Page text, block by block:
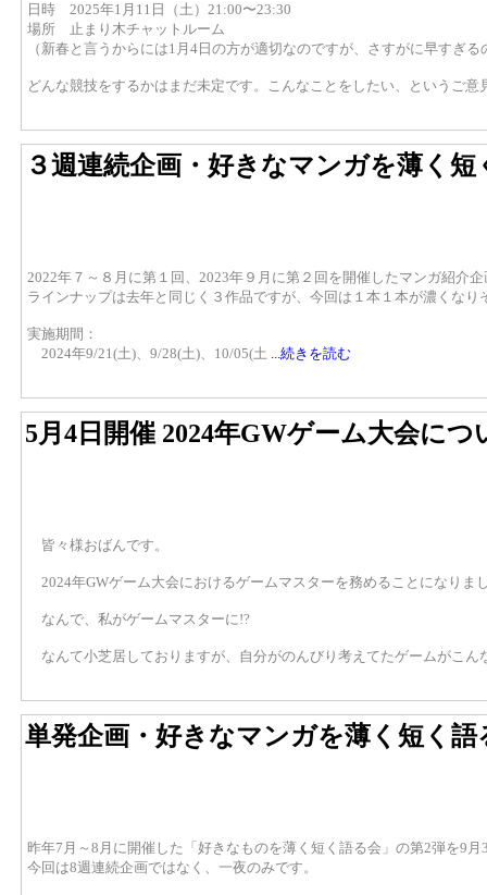
日時 2025年1月11日（土）21:00〜23:30
場所 止まり木チャットルーム
（新春と言うからには1月4日の方が適切なのですが、さすがに早すぎる
どんな競技をするかはまだ未定です。こんなことをしたい、というご意
３週連続企画・好きなマンガを薄く短
2022年７～８月に第１回、2023年９月に第２回を開催したマンガ紹介
ラインナップは去年と同じく３作品ですが、今回は１本１本が濃くな
実施期間：
2024年9/21(土)、9/28(土)、10/05(土 ...続きを読む
5月4日開催 2024年GWゲーム大会に
皆々様おばんです。
2024年GWゲーム大会におけるゲームマスターを務めることになりま
なんで、私がゲームマスターに!?
なんて小芝居しておりますが、自分がのんびり考えてたゲームがこ
単発企画・好きなマンガを薄く短く語
昨年7月～8月に開催した「好きなものを薄く短く語る会」の第2弾を9月
今回は8週連続企画ではなく、一夜のみです。